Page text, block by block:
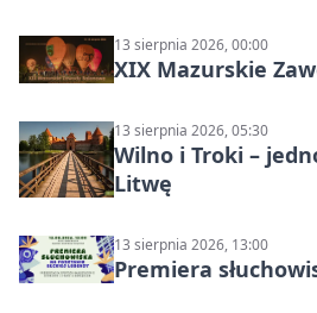
częściowe
13 sierpnia 2026, 00:00
XIX Mazurskie
13 sierpnia 2026, 05:30
Wilno i Troki –
Litwę
13 sierpnia 2026, 13:00
Premiera